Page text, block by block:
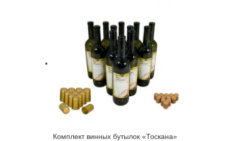
Комплект винных бутылок «Тоскана»